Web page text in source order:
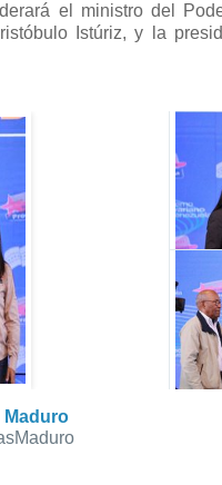
el ministro del
Istúriz, y la
Maduro